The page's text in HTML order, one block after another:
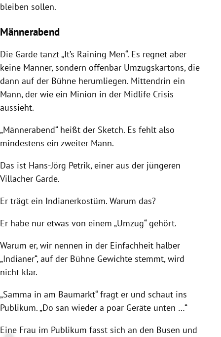
bleiben sollen.
Männerabend
Die Garde tanzt „It’s Raining Men“. Es regnet aber
keine Männer, sondern offenbar Umzugskartons, die
dann auf der Bühne herumliegen. Mittendrin ein
Mann, der wie ein Minion in der Midlife Crisis
aussieht.
„Männerabend“ heißt der Sketch. Es fehlt also
mindestens ein zweiter Mann.
Das ist Hans-Jörg Petrik, einer aus der jüngeren
Villacher Garde.
Er trägt ein Indianerkostüm. Warum das?
Er habe nur etwas von einem „Umzug“ gehört.
Warum er, wir nennen in der Einfachheit halber
„Indianer“, auf der Bühne Gewichte stemmt, wird
nicht klar.
„Samma in am Baumarkt“ fragt er und schaut ins
Publikum. „Do san wieder a poar Geräte unten …“
Eine Frau im Publikum fasst sich an den Busen und